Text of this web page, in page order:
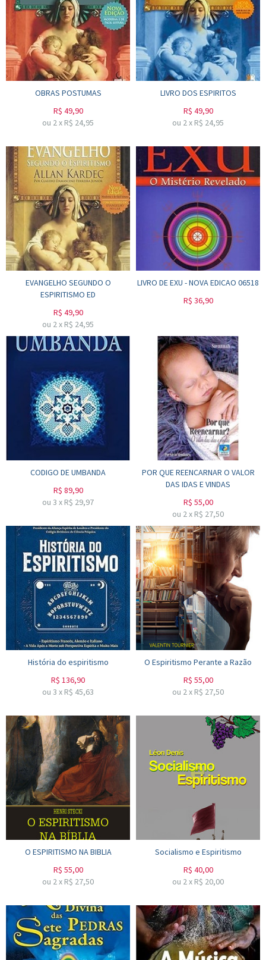
OBRAS POSTUMAS
R$ 49,90
ou 2x R$ 24,95
LIVRO DOS ESPIRITOS
R$ 49,90
ou 2x R$ 24,95
EVANGELHO SEGUNDO O
ESPIRITISMO ED
R$ 49,90
ou 2x R$ 24,95
LIVRO DE EXU - NOVA EDICAO 06518
R$ 36,90
CODIGO DE UMBANDA
R$ 89,90
ou 3 x R$ 29,97
POR QUE REENCARNAR O VALOR
DAS IDAS E VINDAS
R$ 55,00
ou 2x R$ 27,50
História do espiritismo
R$ 136,90
ou 3 x R$ 45,63
O Espiritismo Perante a Razão
R$ 55,00
ou 2x R$ 27,50
O ESPIRITISMO NA BIBLIA
R$ 55,00
ou 2x R$ 27,50
Socialismo e Espiritismo
R$ 40,00
ou 2x R$ 20,00